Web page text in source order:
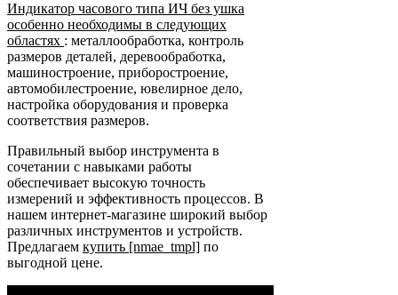
Индикатор часового типа ИЧ без ушка
особенно необходимы в следующих
областях : металлообработка, контроль
размеров деталей, деревообработка,
машиностроение, приборостроение,
автомобилестроение, ювелирное дело,
настройка оборудования и проверка
соответствия размеров.
Правильный выбор инструмента в
сочетании с навыками работы
обеспечивает высокую точность
измерений и эффективность процессов. В
нашем интернет-магазине широкий выбор
различных инструментов и устройств.
Предлагаем купить [nmae_tmpl] по
выгодной цене.